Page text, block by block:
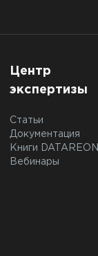
Центр
экспертизы
Статьи
Документация
Книги DATAREON
Вебинары